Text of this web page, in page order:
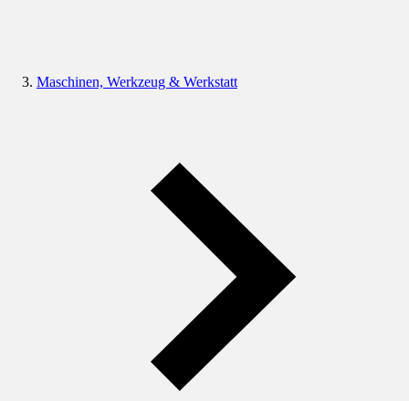
Maschinen, Werkzeug & Werkstatt